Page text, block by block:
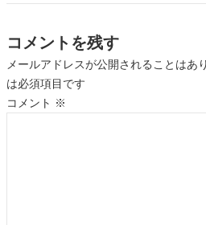
コメントを残す
メールアドレスが公開されることはあ
は必須項目です
コメント ※